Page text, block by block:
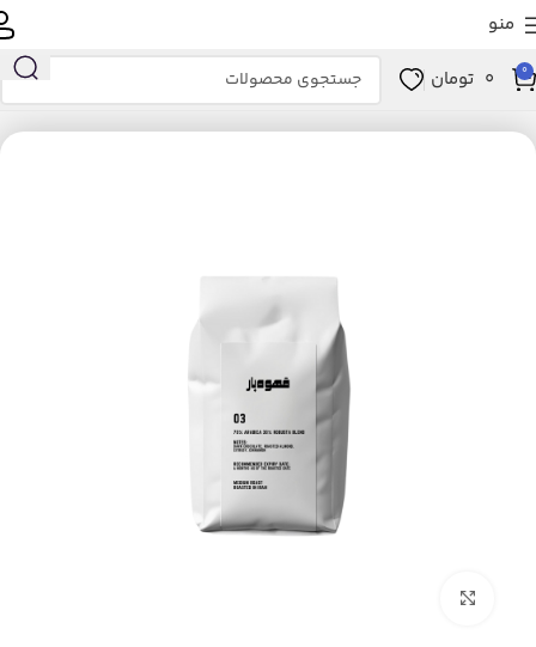
منو
0
0 تومان
بومی و محلی عطاری مواد غذایی نوشیدنی‌های ارگانیک